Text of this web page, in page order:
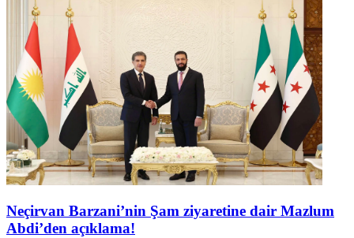
Neçirvan Barzani’nin Şam ziyaretine dair Mazlum
Abdi’den açıklama!